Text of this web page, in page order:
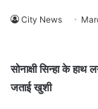
City News
सोनाक्षी सिन्हा के हाथ
जताई खुशी